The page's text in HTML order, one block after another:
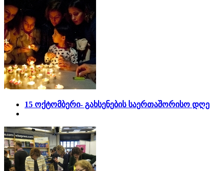
15 ოქტომბერი- გახსენების საერთაშორისო დღე